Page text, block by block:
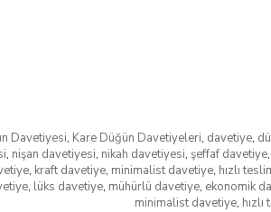
Davetiyesi, Kare Düğün Davetiyeleri, davetiye,
, nişan davetiyesi, nikah davetiyesi, şeffaf davetiye,
, kraft davetiye, minimalist davetiye, hızlı
, lüks davetiye, mühürlü davetiye, ekonomik
minimalist davetiye,